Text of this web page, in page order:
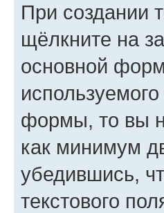
При создании
щёлкните на
основной
формы, то вы
как минимум
убедившись,
текстового